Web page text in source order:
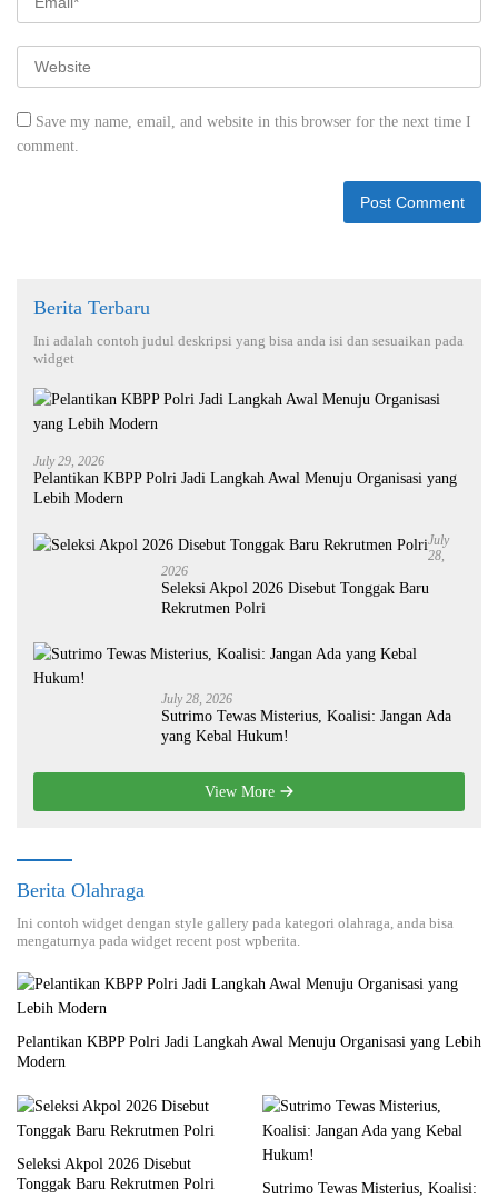
Save my name, email, and website in this browser for the next time I
comment.
Berita Terbaru
Ini adalah contoh judul deskripsi yang bisa anda isi dan sesuaikan pada
widget
July 29, 2026
Pelantikan KBPP Polri Jadi Langkah Awal Menuju Organisasi yang
Lebih Modern
July
28,
2026
Seleksi Akpol 2026 Disebut Tonggak Baru
Rekrutmen Polri
July 28, 2026
Sutrimo Tewas Misterius, Koalisi: Jangan Ada
yang Kebal Hukum!
View More
Berita Olahraga
Ini contoh widget dengan style gallery pada kategori olahraga, anda bisa
mengaturnya pada widget recent post wpberita.
Pelantikan KBPP Polri Jadi Langkah Awal Menuju Organisasi yang Lebih
Modern
Seleksi Akpol 2026 Disebut
Tonggak Baru Rekrutmen Polri
Sutrimo Tewas Misterius, Koalisi: